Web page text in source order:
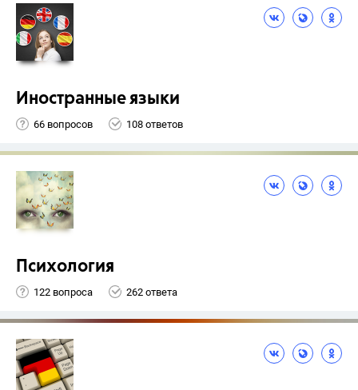
Иностранные языки
66 вопросов 108 ответов
Психология
122 вопроса 262 ответа